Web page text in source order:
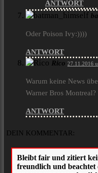
ANTWORT
Oder Poison Ivy:))))
ANTWORT
Rico 27.11.2016
Warum keine News
Warner Bros Montreal?
ANTWORT
DEIN KOMMENTAR: